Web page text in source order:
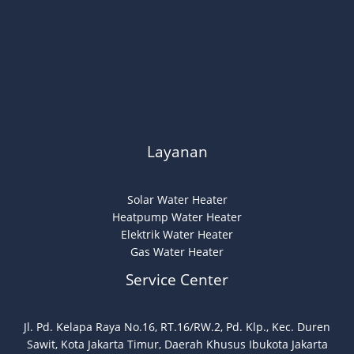
Layanan
Solar Water Heater
Heatpump Water Heater
Elektrik Water Heater
Gas Water Heater
Service Center
Jl. Pd. Kelapa Raya No.16, RT.16/RW.2, Pd. Klp., Kec. Duren
Sawit, Kota Jakarta Timur, Daerah Khusus Ibukota Jakarta